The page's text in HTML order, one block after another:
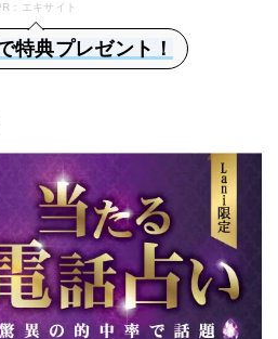
：エキサイト
特典プレゼント！